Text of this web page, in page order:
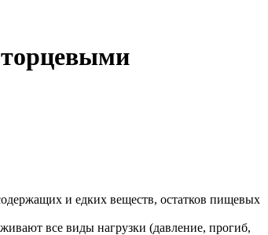
и едких веществ, остатков пищевых
все виды нагрузки (давление, прогиб,